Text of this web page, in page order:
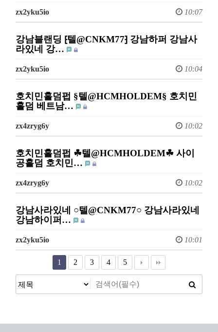
zx2yku5io 10:07
강남블랜딩 ⁅텔@CNKM77⁆ 강남하퍼 강남사
라있네 강…
zx2yku5io 10:04
호치민홀덤펍 §텔@HCMHOLDEM§ 호치민
홀덤 베트남…
zx4zryg6y 10:02
호치민홀덤펍 ☘텔@HCMHOLDEM☘ 사이
공홀덤 호치민…
zx4zryg6y 10:02
강남사라있네 ○텔@CNKM77○ 강남사라있네
강남하이퍼…
zx2yku5io 10:01
1 2 3 4 5